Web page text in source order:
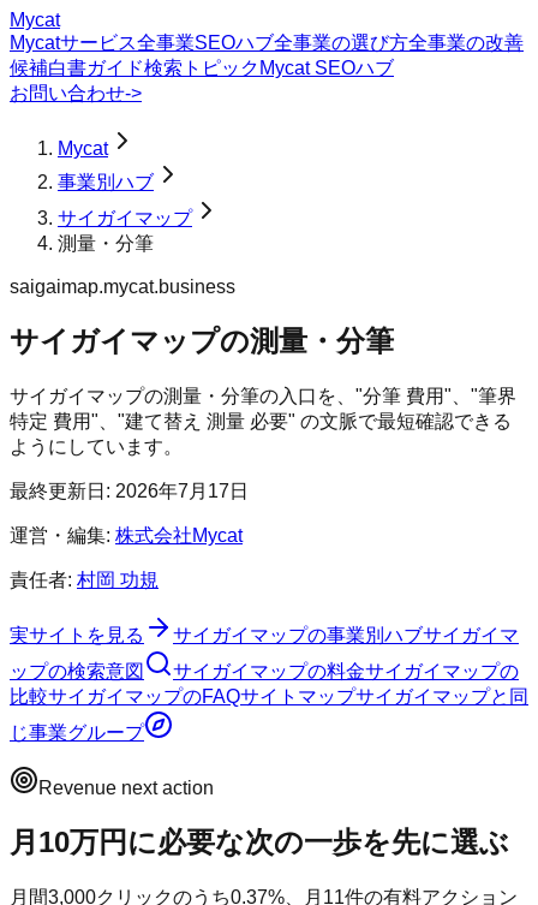
Mycat
Mycatサービス全事業SEOハブ全事業の選び方全事業の改善
候補白書ガイド検索トピック Mycat SEOハブ
お問い合わせ->
Mycat
事業別ハブ
サイガイマップ
測量・分筆
saigaimap.mycat.business
サイガイマップの測量・分筆
サイガイマップの測量・分筆の入口を、"分筆 費用"、"筆界
特定 費用"、"建て替え 測量 必要" の文脈で最短確認できる
ようにしています。
最終更新日: 2026年7月17日
運営・編集: 株式会社Mycat
責任者: 村岡 功規
実サイトを見る サイガイマップの事業別ハブサイガイマ
ップの検索意図 サイガイマップの料金サイガイマップの
比較サイガイマップのFAQサイトマップサイガイマップと同
じ事業グループ
Revenue next action
月10万円に必要な次の一歩を先に選ぶ
月間3,000クリックのうち0.37%、月 11件の有料アクション